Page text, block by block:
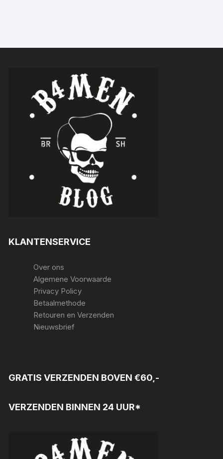
KLANTENSERVICE
Over ons
Algemene Voorwaarde
Privacy Policy
Betaalmethode
Retouren en Verzenden
Nieuwsbrief
GRATIS VERZENDEN BOVEN €60,-
VERZENDEN BINNEN 24 UUR*